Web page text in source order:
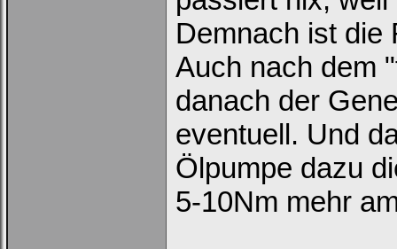
Demnach ist die
Auch nach dem
danach der
eventuell. Und
Ölpumpe dazu
5-10Nm mehr